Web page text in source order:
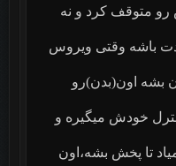
متوقف کرد و نه
باشه وقتی ویروس
بشه اون(بدن)رو
خودش میگیره و
تا پخش بشه،اون